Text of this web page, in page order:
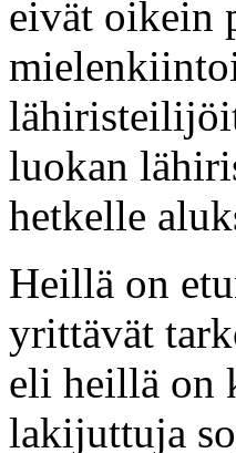
eivät oikein
luokan
hetkelle
Heillä on
yrittävät
eli heillä on
lakijuttuja